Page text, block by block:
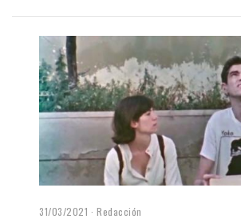
31/03/2021 Redacción